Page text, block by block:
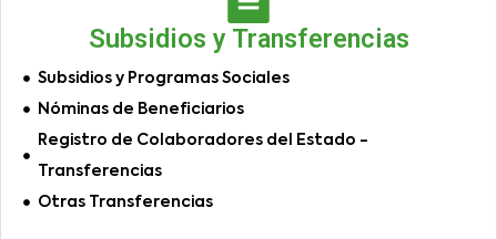
Subsidios y Transferencias
Subsidios y Programas Sociales
Nóminas de Beneficiarios
Registro de Colaboradores del Estado -
Transferencias
Otras Transferencias